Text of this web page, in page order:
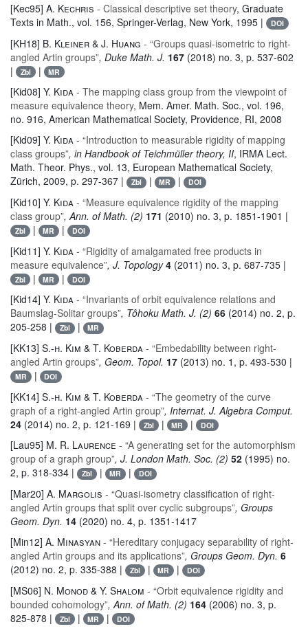
[Kec95] A. Kechris - Classical descriptive set theory, Graduate
Texts in Math., vol. 156, Springer-Verlag, New York, 1995 | DOI
[KH18] B. Kleiner & J. Huang - “Groups quasi-isometric to right-
angled Artin groups”, Duke Math. J. 167 (2018) no. 3, p. 537-602
|
Zbl | MR
[Kid08] Y. Kida - The mapping class group from the viewpoint of
measure equivalence theory, Mem. Amer. Math. Soc., vol. 196,
no. 916, American Mathematical Society, Providence, RI, 2008
[Kid09] Y. Kida - “Introduction to measurable rigidity of mapping
class groups”, in Handbook of Teichmüller theory, II, IRMA Lect.
Math. Theor. Phys., vol. 13, European Mathematical Society,
Zürich, 2009, p. 297-367 |
Zbl | MR | DOI
[Kid10] Y. Kida - “Measure equivalence rigidity of the mapping
class group”, Ann. of Math. (2) 171 (2010) no. 3, p. 1851-1901 |
Zbl | MR | DOI
[Kid11] Y. Kida - “Rigidity of amalgamated free products in
measure equivalence”, J. Topology4 (2011) no. 3, p. 687-735 |
Zbl | MR | DOI
[Kid14] Y. Kida - “Invariants of orbit equivalence relations and
Baumslag-Solitar groups”, Tôhoku Math. J. (2) 66 (2014) no. 2, p.
205-258 |
Zbl | MR
[KK13] S.-h. Kim & T. Koberda - “Embedability between right-
angled Artin groups”, Geom. Topol. 17 (2013) no. 1, p. 493-530 |
MR | DOI
[KK14] S.-h. Kim & T. Koberda - “The geometry of the curve
graph of a right-angled Artin group”, Internat. J. Algebra Comput.
24 (2014) no. 2, p. 121-169 | Zbl | MR | DOI
[Lau95] M. R. Laurence - “A generating set for the automorphism
group of a graph group”, J. London Math. Soc. (2) 52 (1995) no.
2, p. 318-334 |
Zbl | MR | DOI
[Mar20] A. Margolis - “Quasi-isometry classification of right-
angled Artin groups that split over cyclic subgroups”, Groups
Geom. Dyn. 14 (2020) no. 4, p. 1351-1417
[Min12] A. Minasyan - “Hereditary conjugacy separability of right-
angled Artin groups and its applications”, Groups Geom. Dyn. 6
(2012) no. 2, p. 335-388 |
Zbl | MR | DOI
[MS06] N. Monod & Y. Shalom - “Orbit equivalence rigidity and
bounded cohomology”, Ann. of Math. (2) 164 (2006) no. 3, p.
825-878 |
Zbl | MR | DOI